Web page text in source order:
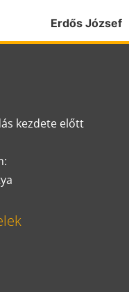
Erdős József
kezdete előtt